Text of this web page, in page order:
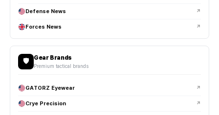
Defense News ↗
Forces News ↗
🛡️ Gear Brands
Premium tactical brands
GATORZ Eyewear ↗
Crye Precision ↗